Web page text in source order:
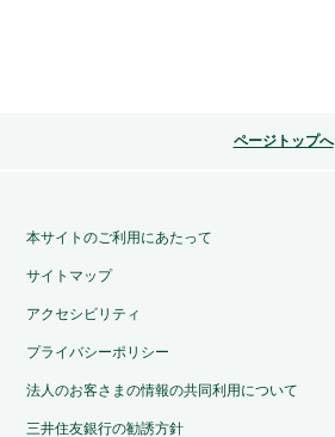
ページトップへ
本サイトのご利用にあたって
サイトマップ
アクセシビリティ
プライバシーポリシー
法人のお客さまの情報の共同利用について
三井住友銀行の勧誘方針